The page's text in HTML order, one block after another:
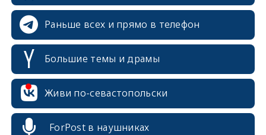
Раньше всех и прямо в телефон
Большие темы и драмы
Живи по-севастопольски
ForPost в наушниках
erid: 2SDnjcrDNw6